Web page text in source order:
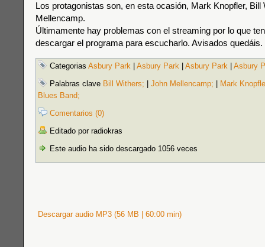
Los protagonistas son, en esta ocasión, Mark Knopfler, Bill
Mellencamp.
Últimamente hay problemas con el streaming por lo que
descargar el programa para escucharlo. Avisados quedáis.
Categorias Asbury Park Asbury Park Asbury Park
Asbury
Palabras clave Bill Withers; John Mellencamp;
Mark
Blues Band;
Comentarios (0)
Editado por radiokras
Este audio ha sido descargado 1056 veces
Descargar audio MP3 (56 MB | 60:00 min)